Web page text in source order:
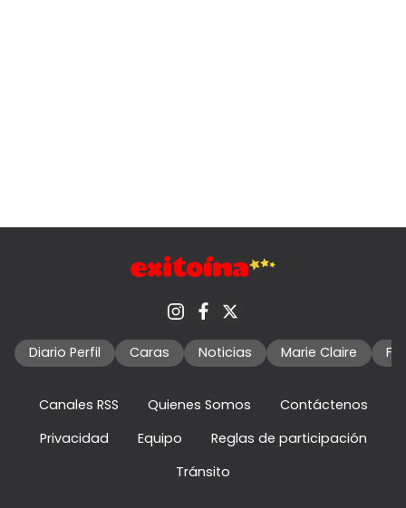
Diario Perfil Caras Noticias Marie Claire
Canales RSS Quienes Somos
Contáctenos
Privacidad
Equipo
Reglas de participación
Tránsito